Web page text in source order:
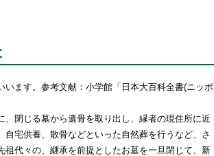
ます。参考文献：小学館「日本大百科全書(ニッポ
閉じる墓から遺骨を取り出し、縁者の現住所に近
宅供養、散骨などといった自然葬を行うなど、さ
代々の、継承を前提としたお墓を一旦閉じて、新